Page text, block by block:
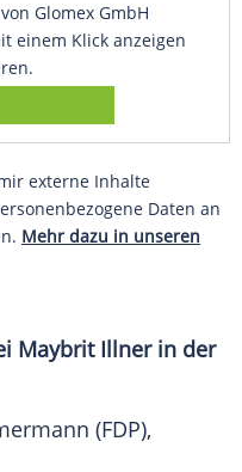
Glomex GmbH
einem Klick anzeigen
externe Inhalte
Daten an
Mehr dazu in unseren
Maybrit Illner in der
(FDP),